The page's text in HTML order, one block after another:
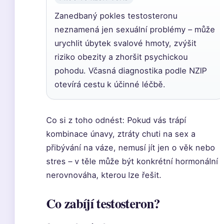
Zanedbaný pokles testosteronu
neznamená jen sexuální problémy – může
urychlit úbytek svalové hmoty, zvýšit
riziko obezity a zhoršit psychickou
pohodu. Včasná diagnostika podle NZIP
otevírá cestu k účinné léčbě.
Co si z toho odnést: Pokud vás trápí
kombinace únavy, ztráty chuti na sex a
přibývání na váze, nemusí jít jen o věk nebo
stres – v těle může být konkrétní hormonální
nerovnováha, kterou lze řešit.
Co zabíjí testosteron?